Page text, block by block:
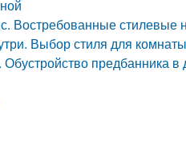
Востребованные стилевые
Выбор стиля для
предбанника